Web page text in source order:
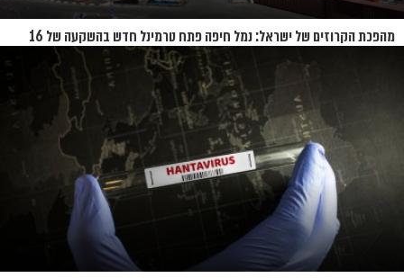
מהפכת הקרוזים של ישראל: נמל חיפה פתח טרמינל חדש בהשקעה של 16